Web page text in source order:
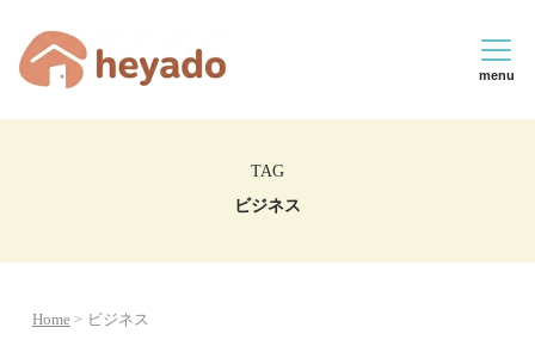
menu
TAG
ビジネス
Home ビジネス